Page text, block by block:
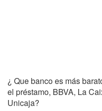
¿ Que banco es más
el préstamo, BBVA, La
Unicaja?